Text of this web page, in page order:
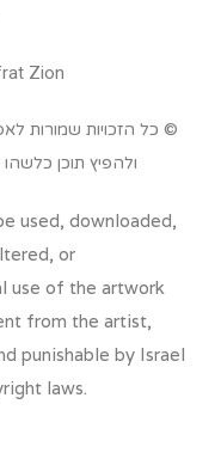
Zion
© כל הזכויות שמורות
ולהפיץ תוכן
used, downloaded,
or
use of the artwork
from the artist,
punishable by Israel
laws.